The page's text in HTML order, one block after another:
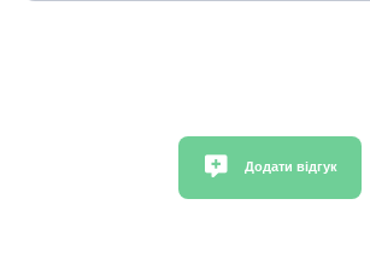
Додати відгук